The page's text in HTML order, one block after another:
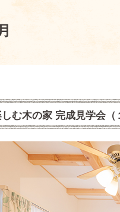
む木の家 完成見学会（